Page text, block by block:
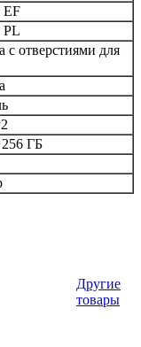
EF
PL
с отверстиями для
256 ГБ
Другие
товары